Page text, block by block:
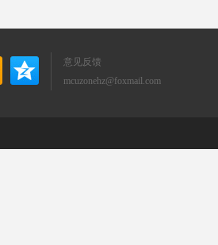
意见反馈
mcuzonehz@foxmail.com